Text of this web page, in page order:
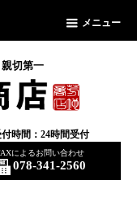
メニュー
切第一
時間：24時間受付
によるお問い合わせ
078-341-2560